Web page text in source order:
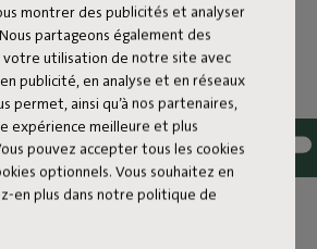
montrer des publicités et analyser
partageons également des
votre utilisation de notre site avec
publicité, en analyse et en réseaux
permet, ainsi qu’à nos partenaires,
expérience meilleure et plus
pouvez accepter tous les cookies
optionnels. Vous souhaitez en
en plus dans notre politique de
rétréci dans le coussin de ton fidèle
pattes ? Heureusement, Fatboy
rembourrage pour coussins ou poufs
que tu ne t’en rendes compte, ton
solide !
le rembourrage pourrait avoir
peu de son élasticité. Il pourrait être
à une utilisation intensive. Dans ce
Fatboy avec la recharge EPS.